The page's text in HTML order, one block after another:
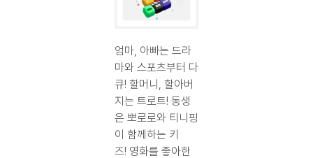
엄마, 아빠는 드라
마와 스포츠부터 다
큐! 할머니, 할아버
지는 트로트! 동생
은 뽀로로와 티니핑
이 함께하는 키
즈! 영화를 좋아한